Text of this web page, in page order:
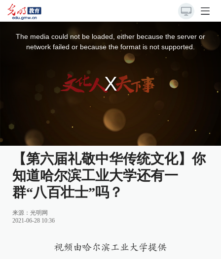
The media could not be loaded, either because the server or
network failed or because the format is not supported.
【第六届礼敬中华传统文化】你
知道哈尔滨工业大学还有一
群“八百壮士”吗？
来源： 光明网
2021-06-28 10:36
视频由哈尔滨工业大学提供